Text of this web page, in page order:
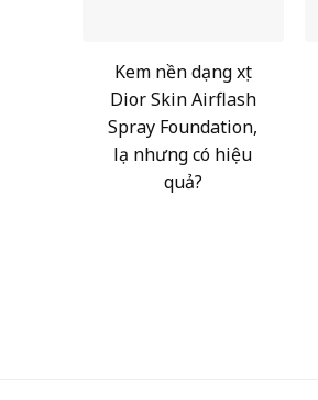
Kem nền dạng xịt
Dior Skin Airflash
Spray Foundation,
lạ nhưng có hiệu
quả?